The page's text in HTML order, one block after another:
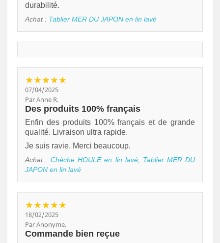
durabilité.
Achat : Tablier MER DU JAPON en lin lavé
★★★★★
07/04/2025
Par Anne R.
Des produits 100% français
Enfin des produits 100% français et de grande
qualité. Livraison ultra rapide.
Je suis ravie. Merci beaucoup.
Achat :Chèche HOULE en lin lavé, Tablier MER DU
JAPON en lin lavé
★★★★★
18/02/2025
Par Anonyme.
Commande bien reçue